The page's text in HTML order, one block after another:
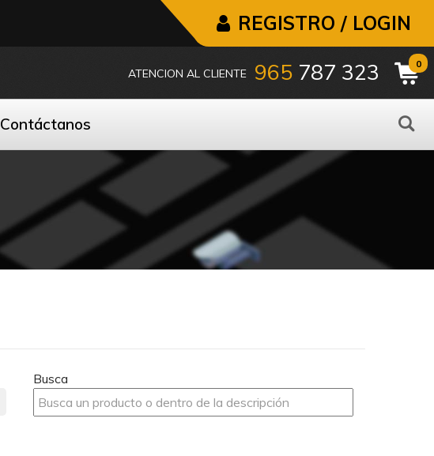
REGISTRO / LOGIN
ATENCION AL CLIENTE 965 787 323 0
Contáctanos
Busca